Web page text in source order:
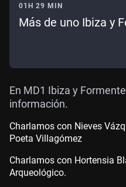
01H 29 MIN
Más de uno Ibiza y
En MD1 Ibiza y
información.
Charlamos con Nieves
Poeta Villagómez
Charlamos con Hortensia
Arqueológico.